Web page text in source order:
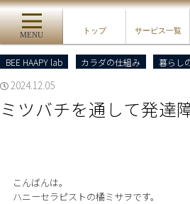
MENU
トップ サービス一覧
BEE HAAPY lab カラダの仕組み 暮らし
2024.12.05
ミツバチを通して発達
こんばんは。
ハニーセラピストの橘ミサヲです。